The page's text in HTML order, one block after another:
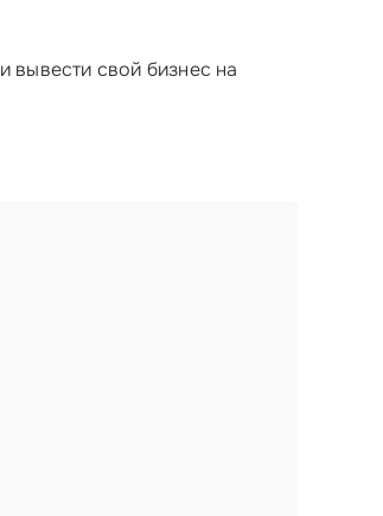
и вывести свой бизнес на